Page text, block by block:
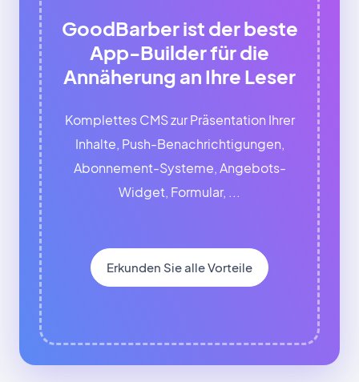
GoodBarber ist der beste
App-Builder für die
Annäherung an Ihre Leser
Komplettes CMS zur Präsentation Ihrer
Inhalte, Push-Benachrichtigungen,
Abonnement-Systeme, Angebots-
Widget, Formular, ...
Erkunden Sie alle Vorteile